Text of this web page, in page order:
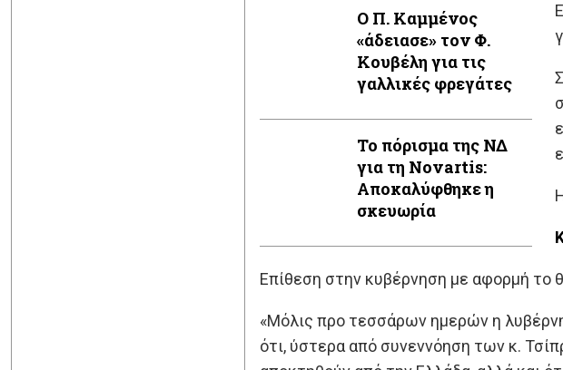
Ο Π. Καμμένος
«άδειασε» τον Φ.
Κουβέλη για τις
γαλλικές φρεγάτες
Το πόρισμα της ΝΔ
για τη Novartis:
Αποκαλύφθηκε η
σκευωρία
Επίθεση στην κυβέρνηση με αφορμή
«Μόλις προ τεσσάρων ημερών η
ότι, ύστερα από συνεννόηση των κ.